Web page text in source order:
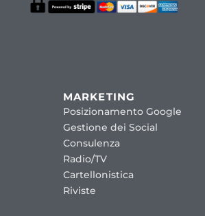
MARKETING
Posizionamento Google
Gestione dei Social
Consulenza
Radio/TV
Cartellonistica
Riviste